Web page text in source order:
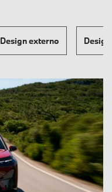
Design externo